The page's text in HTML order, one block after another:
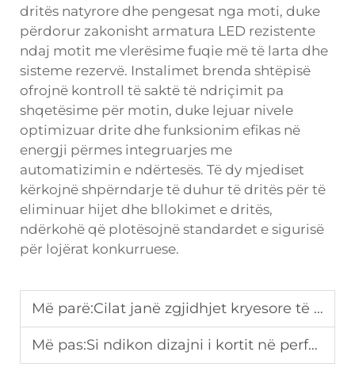
dritës natyrore dhe pengesat nga moti, duke
përdorur zakonisht armatura LED rezistente
ndaj motit me vlerësime fuqie më të larta dhe
sisteme rezervë. Instalimet brenda shtëpisë
ofrojnë kontroll të saktë të ndriçimit pa
shqetësime për motin, duke lejuar nivele
optimizuar drite dhe funksionim efikas në
energji përmes integruarjes me
automatizimin e ndërtesës. Të dy mjediset
kërkojnë shpërndarje të duhur të dritës për të
eliminuar hijet dhe bllokimet e dritës,
ndërkohë që plotësojnë standardet e sigurisë
për lojërat konkurruese.
Më parë:Cilat janë zgjidhjet kryesore të çative për entuziastët e Padelit?
Më pas:Si ndikon dizajni i kortit në performancën dhe rehatinë në Tenis Padel?